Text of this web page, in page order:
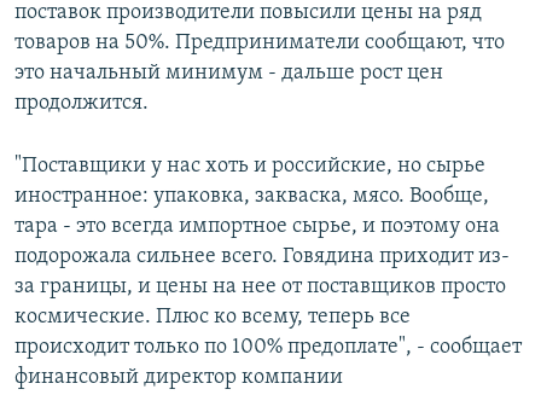
поставок производители повысили цены на ряд
товаров на 50%. Предприниматели сообщают, что
это начальный минимум - дальше рост цен
продолжится.
"Поставщики у нас хоть и российские, но сырье
иностранное: упаковка, закваска, мясо. Вообще,
тара - это всегда импортное сырье, и поэтому она
подорожала сильнее всего. Говядина приходит из-
за границы, и цены на нее от поставщиков просто
космические. Плюс ко всему, теперь все
происходит только по 100% предоплате", - сообщает
финансовый директор компании